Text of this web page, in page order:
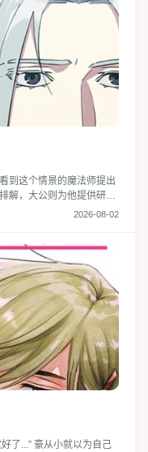
到这个情景的魔法师提出
解，大公则为他提供研究
2026-08-02
了...” 豪从小就以为自己